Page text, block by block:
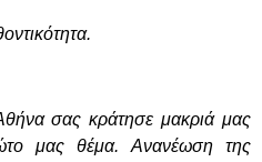
σας κράτησε μακριά μας
μας θέμα. Ανανέωση της